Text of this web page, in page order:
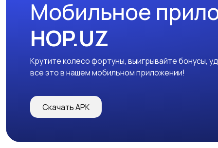
Мобильное
HOP.UZ
Крутите колесо фортуны, выигрывайте бонусы,
все это в нашем мобильном приложении!
Скачать APK